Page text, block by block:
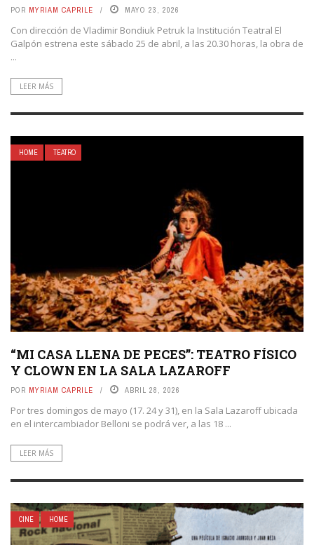
POR MYRIAM CAPRILE MAYO 23, 2026
Con dirección de Vladimir Bondiuk Petruk la Institución Teatral El
Galpón estrena este sábado 25 de abril, a las 20.30 horas, la obra de
...
LEER MÁS
HOME TEATRO
“MI CASA LLENA DE PECES”: TEATRO FÍSICO
Y CLOWN EN LA SALA LAZAROFF
POR MYRIAM CAPRILE ABRIL 28, 2026
Por tres domingos de mayo (17. 24 y 31), en la Sala Lazaroff ubicada
en el intercambiador Belloni se podrá ver, a las 18 ...
LEER MÁS
CINE HOME